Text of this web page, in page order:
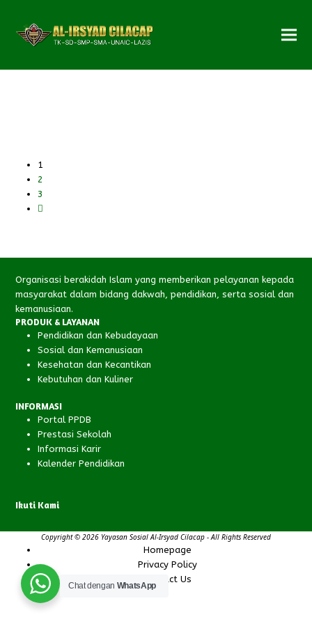
Page
1
Page
2
Page
3
Organisasi berakidah Islam yang memberikan pelayanan kepada
masyarakat dalam bidang dakwah, pendidikan, serta sosial dan
kemanusiaan.
PRODUK & LAYANAN
Pendidikan dan Kebudayaan
Sosial dan Kemanusiaan
Kesehatan dan Kecantikan
Kebutuhan dan Kuliner
INFORMASI
Portal PPDB
Prestasi Sekolah
Informasi Karir
Kalender Pendidikan
Ikuti Kami
Copyright © 2026 Yayasan Sosial Al-Irsyad Cilacap - All Rights Reserved
Homepage
Privacy Policy
Contact Us
Chat dengan WhatsApp